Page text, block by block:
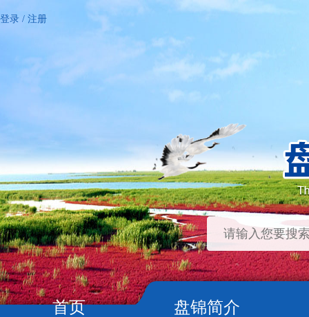
登录 / 注册
首页 盘锦简介